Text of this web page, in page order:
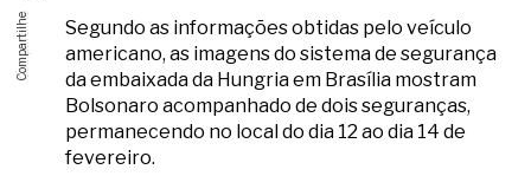
Segundo as informações obtidas pelo veículo
americano, as imagens do sistema de segurança
da embaixada da Hungria em Brasília mostram
Bolsonaro acompanhado de dois seguranças,
permanecendo no local do dia 12 ao dia 14 de
fevereiro.